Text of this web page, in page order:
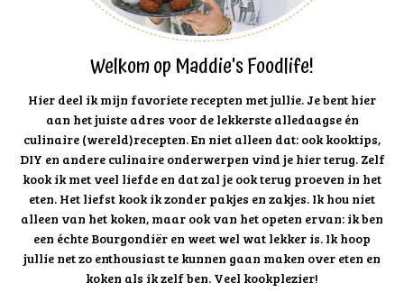
Welkom op Maddie's Foodlife!
Hier deel ik mijn favoriete recepten met jullie. Je bent hier
aan het juiste adres voor de lekkerste alledaagse én
culinaire (wereld)recepten. En niet alleen dat: ook kooktips,
DIY en andere culinaire onderwerpen vind je hier terug. Zelf
kook ik met veel liefde en dat zal je ook terug proeven in het
eten. Het liefst kook ik zonder pakjes en zakjes. Ik hou niet
alleen van het koken, maar ook van het opeten ervan: ik ben
een échte Bourgondiër en weet wel wat lekker is. Ik hoop
jullie net zo enthousiast te kunnen gaan maken over eten en
koken als ik zelf ben. Veel kookplezier!